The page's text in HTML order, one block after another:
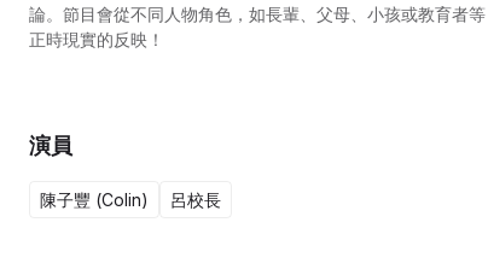
論。節目會從不同人物角色，如長輩、父母、小孩或教育者
正時現實的反映！
演員
陳子豐 (Colin) 呂校長